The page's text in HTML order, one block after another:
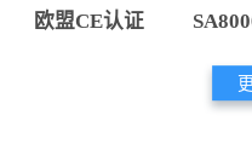
欧盟CE认证